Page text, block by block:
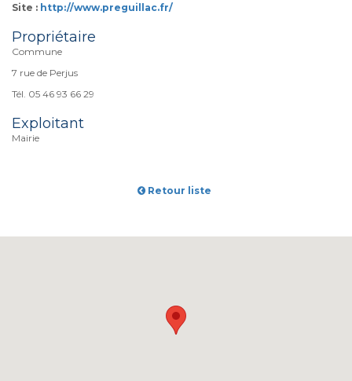
Site : http://www.preguillac.fr/
Propriétaire
Commune
7 rue de Perjus
Tél. 05 46 93 66 29
Exploitant
Mairie
Retour liste